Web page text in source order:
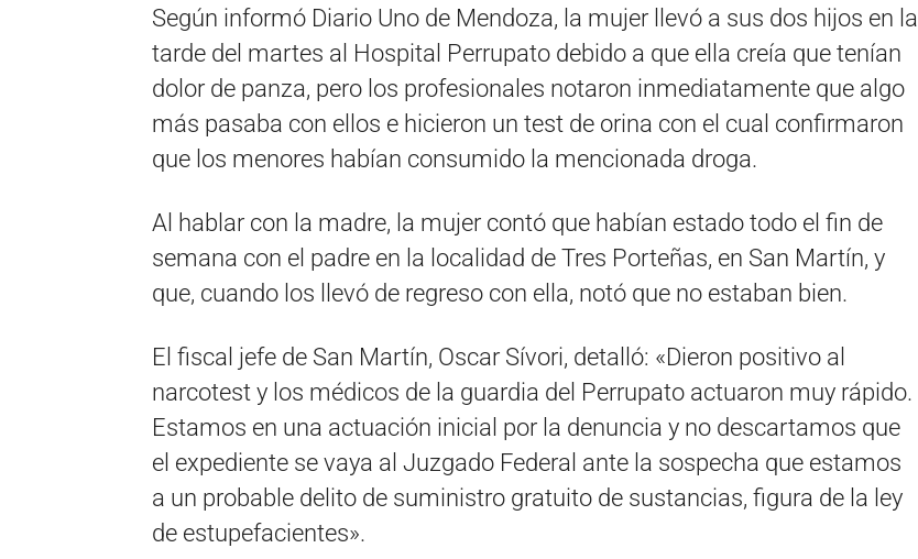
Según informó Diario Uno de Mendoza, la mujer llevó a sus dos hijos en la
tarde del martes al Hospital Perrupato debido a que ella creía que tenían
dolor de panza, pero los profesionales notaron inmediatamente que algo
más pasaba con ellos e hicieron un test de orina con el cual confirmaron
que los menores habían consumido la mencionada droga.
Al hablar con la madre, la mujer contó que habían estado todo el fin de
semana con el padre en la localidad de Tres Porteñas, en San Martín, y
que, cuando los llevó de regreso con ella, notó que no estaban bien.
El fiscal jefe de San Martín, Oscar Sívori, detalló: «Dieron positivo al
narcotest y los médicos de la guardia del Perrupato actuaron muy rápido.
Estamos en una actuación inicial por la denuncia y no descartamos que
el expediente se vaya al Juzgado Federal ante la sospecha que estamos
a un probable delito de suministro gratuito de sustancias, figura de la ley
de estupefacientes».